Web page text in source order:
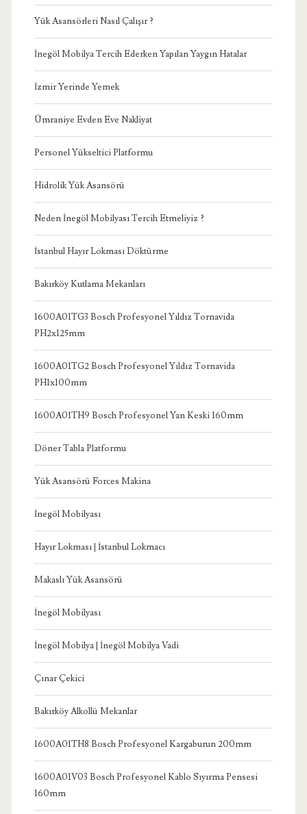
Yük Asansörleri Nasıl Çalışır ?
İnegöl Mobilya Tercih Ederken Yapılan Yaygın Hatalar
İzmir Yerinde Yemek
Ümraniye Evden Eve Nakliyat
Personel Yükseltici Platformu
Hidrolik Yük Asansörü
Neden İnegöl Mobilyası Tercih Etmeliyiz ?
İstanbul Hayır Lokması Döktürme
Bakırköy Kutlama Mekanları
1600A01TG3 Bosch Profesyonel Yıldız Tornavida
PH2x125mm
1600A01TG2 Bosch Profesyonel Yıldız Tornavida
PH1x100mm
1600A01TH9 Bosch Profesyonel Yan Keski 160mm
Döner Tabla Platformu
Yük Asansörü Forces Makina
İnegöl Mobilyası
Hayır Lokması | İstanbul Lokmacı
Makaslı Yük Asansörü
İnegöl Mobilyası
İnegöl Mobilya | İnegöl Mobilya Vadi
Çınar Çekici
Bakırköy Alkollü Mekanlar
1600A01TH8 Bosch Profesyonel Kargaburun 200mm
1600A01V03 Bosch Profesyonel Kablo Sıyırma Pensesi
160mm